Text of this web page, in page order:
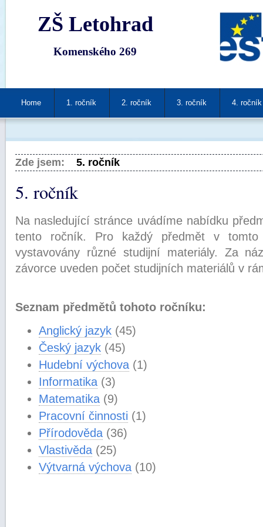
ZŠ Letohrad
Komenského 269
Home 1. ročník 2. ročník 3. ročník 4. ročník
Zde jsem: 5. ročník
5. ročník
Na nasledující stránce uvádíme nabídku
tento ročník. Pro každý předmět v tomto
vystavovány různé studijní materiály. Za
závorce uveden počet studijních materiálů v
Seznam předmětů tohoto ročníku:
Anglický jazyk (45)
Český jazyk (45)
Hudební výchova (1)
Informatika (3)
Matematika (9)
Pracovní činnosti (1)
Přírodověda (36)
Vlastivěda (25)
Výtvarná výchova (10)